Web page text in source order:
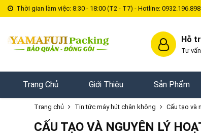
Thời gian làm việc: 8:30 - 18:00 (T2 - T7) - Hotline: 0932.196.898
Hỗ
Tư
Trang Chủ Giới Thiệu Sản Phẩm
Trang chủ Tin tức máy hút chân không Cấu tạo và
CẤU TẠO VÀ NGUYÊN LÝ